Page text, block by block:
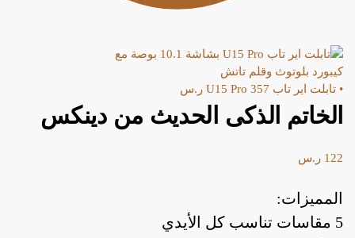
• تابلت اير تاب U15 Pro 357 ر.س
الخاتم الذكى الحديث من دينكس
122 ر.س
المميزات:
5 مقاسات تناسب كل الأيدي